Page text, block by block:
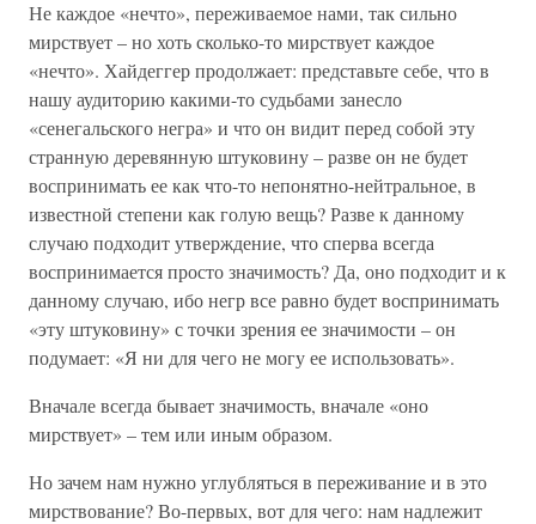
Не каждое «нечто», переживаемое нами, так сильно
мирствует – но хоть сколько-то мирствует каждое
«нечто». Хайдеггер продолжает: представьте себе, что в
нашу аудиторию какими-то судьбами занесло
«сенегальского негра» и что он видит перед собой эту
странную деревянную штуковину – разве он не будет
воспринимать ее как что-то непонятно-нейтральное, в
известной степени как голую вещь? Разве к данному
случаю подходит утверждение, что сперва всегда
воспринимается просто значимость? Да, оно подходит и к
данному случаю, ибо негр все равно будет воспринимать
«эту штуковину» с точки зрения ее значимости – он
подумает: «Я ни для чего не могу ее использовать».
Вначале всегда бывает значимость, вначале «оно
мирствует» – тем или иным образом.
Но зачем нам нужно углубляться в переживание и в это
мирствование? Во-первых, вот для чего: нам надлежит